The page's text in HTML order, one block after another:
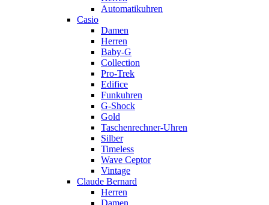
Automatikuhren
Casio
Damen
Herren
Baby-G
Collection
Pro-Trek
Edifice
Funkuhren
G-Shock
Gold
Taschenrechner-Uhren
Silber
Timeless
Wave Ceptor
Vintage
Claude Bernard
Herren
Damen